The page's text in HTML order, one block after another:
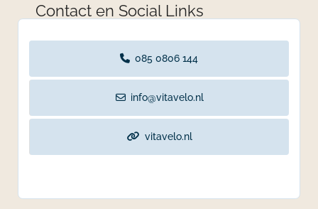
Contact en Social Links
085 0806 144
info@vitavelo.nl
vitavelo.nl